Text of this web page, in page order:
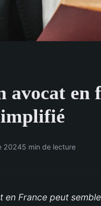
avocat en
20245 min de lecture
en France peut